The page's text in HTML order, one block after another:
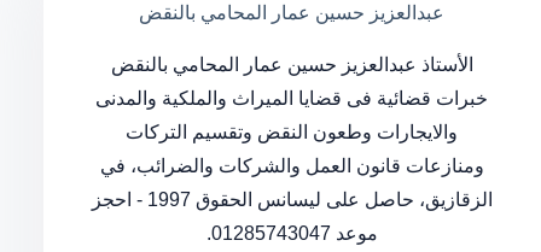
عبدالعزيز حسين عمار المحامي بالنقض
الأستاذ عبدالعزيز حسين عمار المحامي بالنقض
خبرات قضائية فى قضايا الميراث والملكية والمدنى
والايجارات وطعون النقض وتقسيم التركات
ومنازعات قانون العمل والشركات والضرائب، في
الزقازيق، حاصل على ليسانس الحقوق 1997 - احجز
موعد 01285743047.